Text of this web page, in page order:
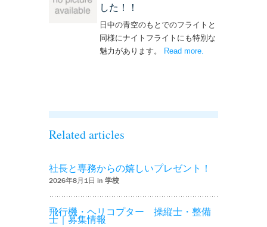
した！！
日中の青空のもとでのフライトと
同様にナイトフライトにも特別な
魅力があります。
Read more– ‘ナイトフライト
.
Related articles
社長と専務からの嬉しいプレゼント！
2026年8月1日 in 学校
飛行機・ヘリコプター 操縦士・整備
士｜募集情報